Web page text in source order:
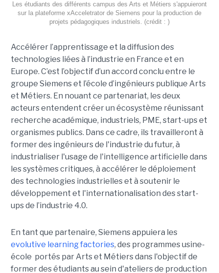
Les étudiants des différents campus des Arts et Métiers s'appuieront
sur la plateforme xAcceletrator de Siemens pour la production de
projets pédagogiques industriels. (crédit : )
Accélérer l’apprentissage et la diffusion des
technologies liées à l’industrie en France et en
Europe. C’est l’objectif d’un accord conclu entre le
groupe Siemens et l’école d’ingénieurs publique Arts
et Métiers. En nouant ce partenariat, les deux
acteurs entendent créer un écosystème réunissant
recherche académique, industriels, PME, start-ups et
organismes publics. Dans ce cadre, ils travailleront à
former des ingénieurs de l'industrie du futur, à
industrialiser l'usage de l'intelligence artificielle dans
les systèmes critiques, à accélérer le déploiement
des technologies industrielles et à soutenir le
développement et l'internationalisation des start-
ups de l’industrie 4.0.
En tant que partenaire, Siemens appuiera les
evolutive learning factories, des programmes usine-
école portés par Arts et Métiers dans l'objectif de
former des étudiants au sein d'ateliers de production